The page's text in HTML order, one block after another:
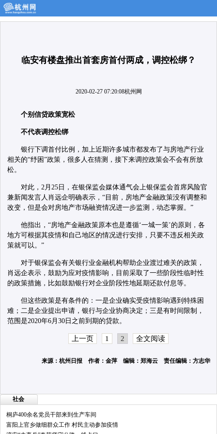
临安有楼盘推出首套房首付两成，调控松绑？
2020-02-27 07:20:08杭州网
个别信贷政策宽松
不代表调控松绑
银行下调首付比例，加上近期许多城市都发布了与房地产行业
相关的“纾困”政策，很多人在猜测，接下来调控政策会不会有所放
松。
对此，2月25日，在银保监会媒体通气会上银保监会首席风险官
兼新闻发言人肖远企明确表示，“目前，房地产金融政策没有调整和
改变，但是会对房地产市场融资情况进一步监测，动态掌握。”
他指出，“房地产金融政策原本也是遵循‘一城一策’的原则，各
地方可根据其疫情和自己地区的情况进行安排，只要不违反相关政
策就可以。”
对于银保监会有关银行业金融机构帮助企业渡过难关的政策，
肖远企表示，鼓励为应对疫情影响，目前采取了一些阶段性临时性
的政策措施，比如鼓励银行对企业阶段性地延期还款付息等。
但这些政策是有条件的：一是企业确实受疫情影响遇到特殊困
难；二是企业提出申请，银行与企业协商决定；三是有时间限制，
范围是2020年6月30日之前到期的贷款。
上一页 1 2 全文阅读
来源：杭州日报 作者：金萍 编辑：郑海云 责任编辑：方志华
社会
桐庐400余名党员干部来到生产车间
富阳上官乡做细群众工作 村民主动参加疫情